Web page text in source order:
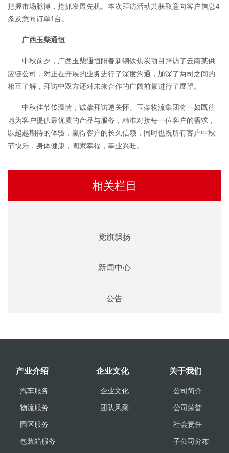
把握市场脉搏，抢抓发展先机。本次拜访活动共获取意向客户信息4
条及意向订单1台。
广西玉柴通恒
中秋前夕，广西玉柴通恒阳春新钢铁焦炭项目拜访了云南某供
应链公司，对正在开展的业务进行了深度沟通，加深了两司之间的
相互了解，拜访中双方还对未来合作的广阔前景进行了展望。
中秋佳节传温情，诚挚拜访递关怀。玉柴物流集团将一如既往
地为客户提供最优质的产品与服务，精准对接每一位客户的需求，
以超越期待的体验，赢得客户的长久信赖，同时也祝所有客户中秋
节快乐，身体健康，阖家幸福，事业兴旺。
相关栏目
党旗飘扬
新闻中心
公告
产业介绍
汽车服务
物流服务
园区服务
包装箱服务
企业文化
企业文化
团队风采
关于我们
公司简介
公司荣誉
社会责任
子公司分布